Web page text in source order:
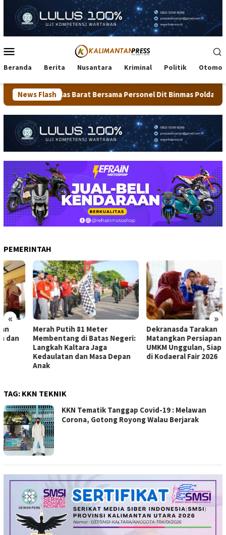
konten
Mobile
Beranda Berita Nusantara Kriminal Politik
News Flash
Barat Bersama Personel Dit Binmas Polda Kaltara Salurkan
PEMERINTAH
« »
Merah Putih 81 Meter
Membentang di Batas Negeri:
Langkah Kaltara Jaga
Kedaulatan dan Masa Depan
Dekranasda Tarakan
Matangkan Persiapan Produk
UMKM Unggulan, Siap Tampil
di Kodaeral Fair 2026
TAG: KKN TEKNIK
KKN Tematik Tanggap Covid-19 : Melawan
Corona, Gotong Royong Walau Berjarak